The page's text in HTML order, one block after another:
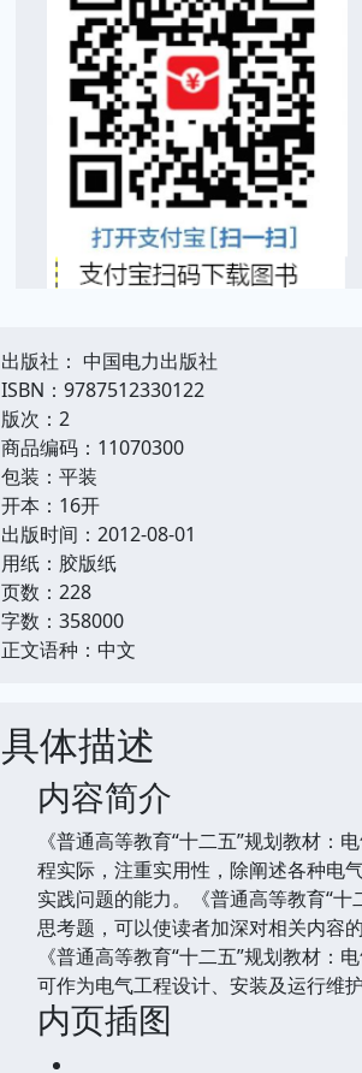
出版社： 中国电力出版社
ISBN：9787512330122
版次：2
商品编码：11070300
包装：平装
开本：16开
出版时间：2012-08-01
用纸：胶版纸
页数：228
字数：358000
正文语种：中文
具体描述
内容简介
《普通高等教育“十二五”规划教材
程实际，注重实用性，除阐述各种电
实践问题的能力。《普通高等教育“
思考题，可以使读者加深对相关内容
《普通高等教育“十二五”规划教材
可作为电气工程设计、安装及运行维
内页插图